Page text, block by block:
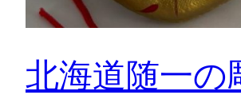
北海道随一の